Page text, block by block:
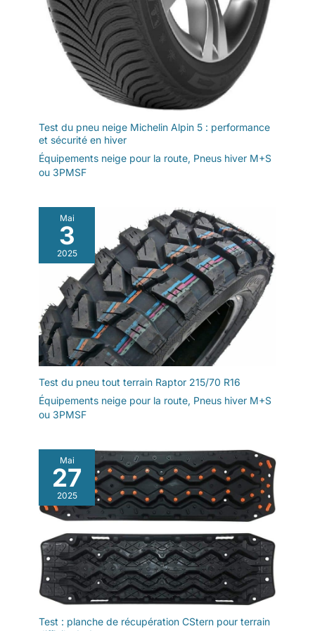
Test du pneu neige Michelin Alpin 5 : performance
et sécurité en hiver
Équipements neige pour la route, Pneus hiver M+S
ou 3PMSF
Mai
3
2025
Test du pneu tout terrain Raptor 215/70 R16
Équipements neige pour la route, Pneus hiver M+S
ou 3PMSF
Mai
27
2025
Test : planche de récupération CStern pour terrain